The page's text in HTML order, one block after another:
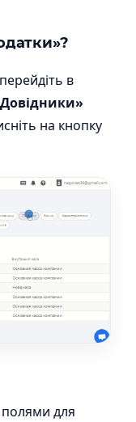
в
на кнопку
полями для